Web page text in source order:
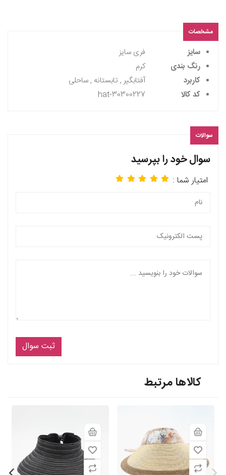
مشخصات
سایز
فری سایز
رنگ بندی
کرم
کاربرد
آفتابگیر , تابستانه , ساحلی
کد کالا
سوالات
سوال خود را بپرسید
امتیار شما :
ثبت سوال
کالاها مرتبط